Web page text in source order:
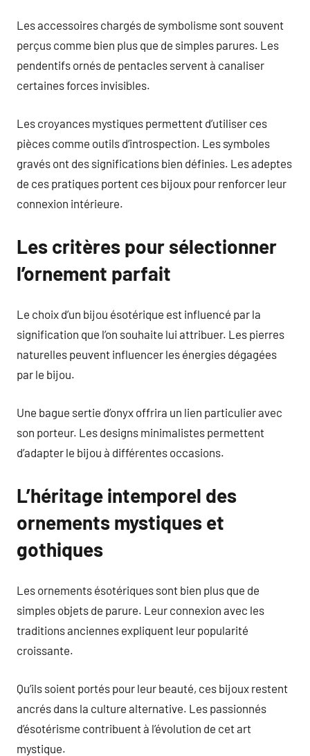
Les accessoires chargés de symbolisme sont souvent
perçus comme bien plus que de simples parures. Les
pendentifs ornés de pentacles servent à canaliser
certaines forces invisibles.
Les croyances mystiques permettent d’utiliser ces
pièces comme outils d’introspection. Les symboles
gravés ont des significations bien définies. Les adeptes
de ces pratiques portent ces bijoux pour renforcer leur
connexion intérieure.
Les critères pour sélectionner
l’ornement parfait
Le choix d’un bijou ésotérique est influencé par la
signification que l’on souhaite lui attribuer. Les pierres
naturelles peuvent influencer les énergies dégagées
par le bijou.
Une bague sertie d’onyx offrira un lien particulier avec
son porteur. Les designs minimalistes permettent
d’adapter le bijou à différentes occasions.
L’héritage intemporel des
ornements mystiques et
gothiques
Les ornements ésotériques sont bien plus que de
simples objets de parure. Leur connexion avec les
traditions anciennes expliquent leur popularité
croissante.
Qu’ils soient portés pour leur beauté, ces bijoux restent
ancrés dans la culture alternative. Les passionnés
d’ésotérisme contribuent à l’évolution de cet art
mystique.